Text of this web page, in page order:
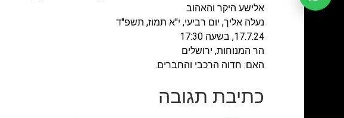
אלישע היקר והאהוב
נעלה אליך, יום רביעי, י"א תמוז, תשפ"ד
17.7.24, בשעה 17:30
הר המנוחות, ירושלים
האם: חדוה הרכבי והחברים.
כתיבת תגובה